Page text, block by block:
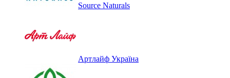
Source Naturals
Артлайф Україна